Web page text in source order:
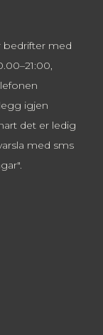
bedrifter med
igjen
det er ledig
med sms